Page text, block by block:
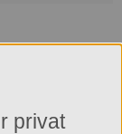
privat